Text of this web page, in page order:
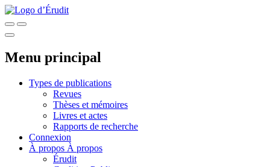
Menu principal
Types de publications
Revues
Thèses et mémoires
Livres et actes
Rapports de recherche
Connexion
À propos À propos
Érudit